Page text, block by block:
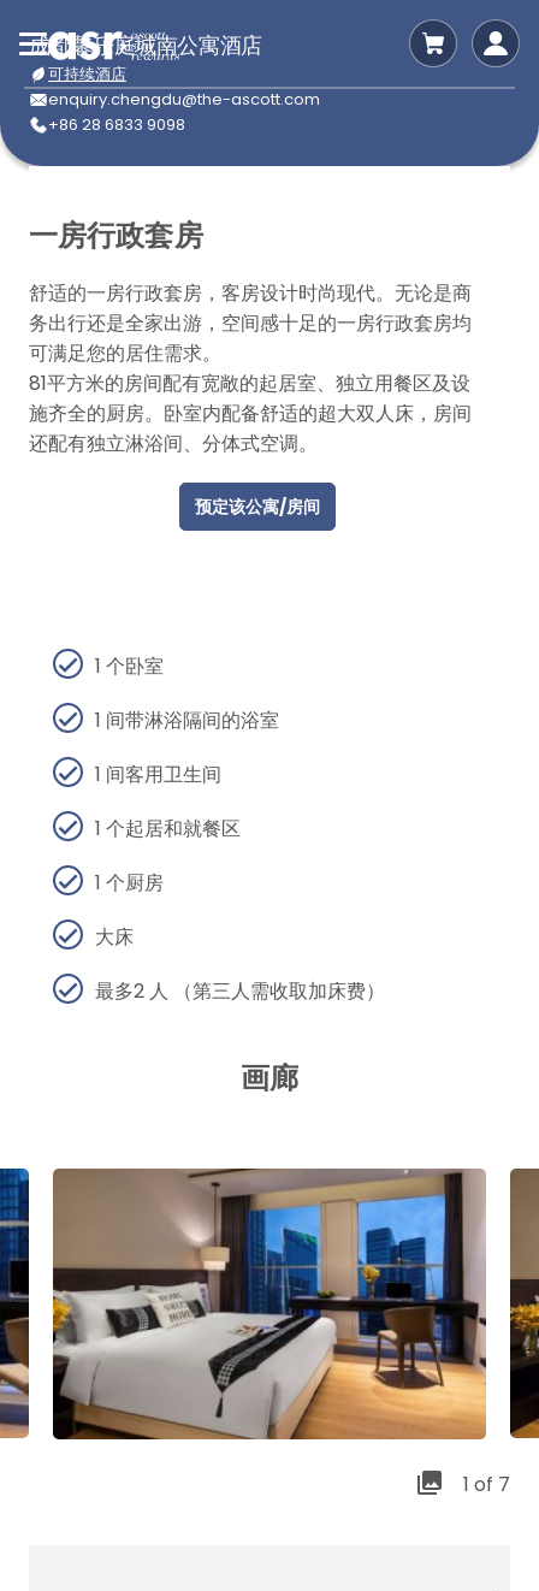
成都馨乐庭城南公寓酒店
可持续酒店
enquiry.chengdu@the-ascott.com
+86 28 6833 9098
一房行政套房
舒适的一房行政套房，客房设计时尚现代。无论是商
务出行还是全家出游，空间感十足的一房行政套房均
可满足您的居住需求。
81平方米的房间配有宽敞的起居室、独立用餐区及设
施齐全的厨房。卧室内配备舒适的超大双人床，房间
还配有独立淋浴间、分体式空调。
预定该公寓/房间
1 个卧室
1 间带淋浴隔间的浴室
1 间客用卫生间
1 个起居和就餐区
1 个厨房
大床
最多2 人 （第三人需收取加床费）
画廊
1 of 7